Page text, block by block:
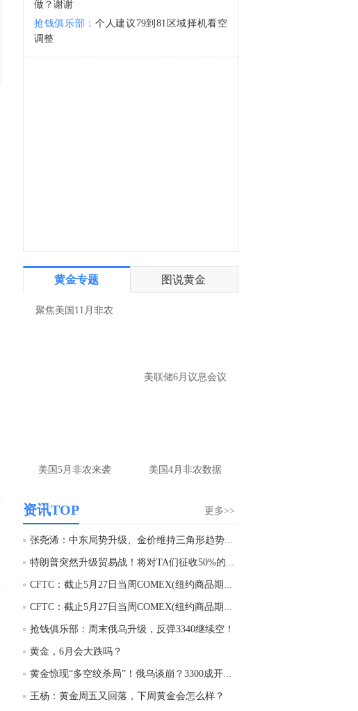
做？谢谢
抢钱俱乐部： 个人建议79到81区域择机看空
调整
黄金专题 图说黄金
聚焦美国11月非农
美联储6月议息会议
美国5月非农来袭 美国4月非农数据
更多>>
资讯TOP
张尧浠：中东局势升级、金价维持三角形趋势调整...
特朗普突然升级贸易战！将对TA们征收50%的关税 ...
CFTC：截止5月27日当周COMEX(纽约商品期货交易...
CFTC：截止5月27日当周COMEX(纽约商品期货交易...
抢钱俱乐部：周末俄乌升级，反弹3340继续空！
黄金，6月会大跌吗？
黄金惊现“多空绞杀局”！俄乌谈崩？3300成开盘...
王杨：黄金周五又回落，下周黄金会怎么样？